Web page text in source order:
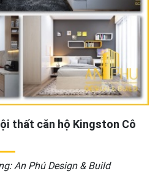
thất căn hộ Kingston Cô
An Phú Design & Build